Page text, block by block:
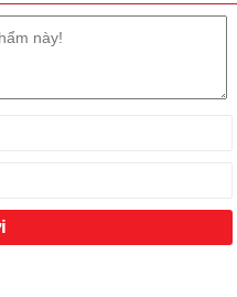
có notch để chứa cảm biến